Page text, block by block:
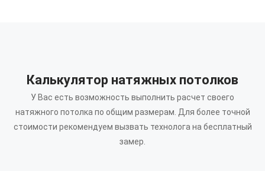
Калькулятор натяжных потолков
У Вас есть возможность выполнить расчет своего
натяжного потолка по общим размерам. Для более точной
стоимости рекомендуем вызвать технолога на бесплатный
замер.